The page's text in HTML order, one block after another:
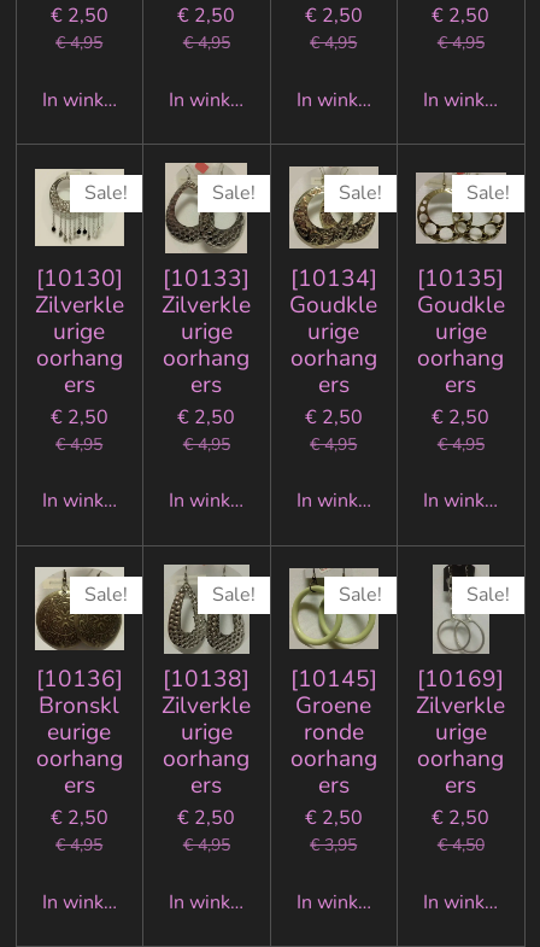
€ 2,50
€ 4,95
In winkelwagen
€ 2,50
€ 4,95
In winkelwagen
€ 2,50
€ 4,95
In winkelwagen
€ 2,50
€ 4,95
In
Sale!
[10130]
Zilverkle
urige
oorhang
ers
€ 2,50
€ 4,95
In winkelwagen
Sale!
[10133]
Zilverkle
urige
oorhang
ers
€ 2,50
€ 4,95
In winkelwagen
Sale!
[10134]
Goudkle
urige
oorhang
ers
€ 2,50
€ 4,95
In winkelwagen
Sale!
[10135]
Goudkle
urige
oorhang
ers
€ 2,50
€ 4,95
In
Sale!
[10136]
Bronskl
eurige
oorhang
ers
€ 2,50
€ 4,95
In winkelwagen
Sale!
[10138]
Zilverkle
urige
oorhang
ers
€ 2,50
€ 4,95
In winkelwagen
Sale!
[10145]
Groene
ronde
oorhang
ers
€ 2,50
€ 3,95
In winkelwagen
Sale!
[10169]
Zilverkle
urige
oorhang
ers
€ 2,50
€ 4,50
In